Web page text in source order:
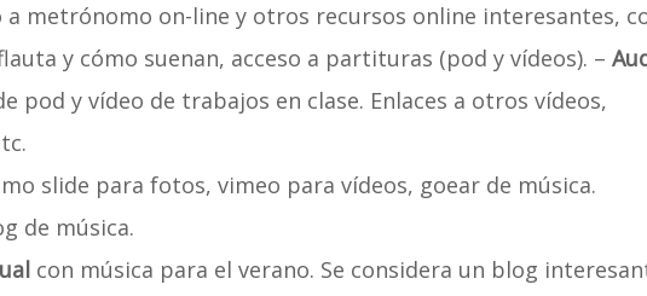
a metrónomo on-line y otros recursos online interesantes,
y cómo suenan, acceso a partituras (pod y vídeos). –
pod y vídeo de trabajos en clase. Enlaces a otros vídeos,
slide para fotos, vimeo para vídeos, goear de música.
de música.
con música para el verano. Se considera un blog